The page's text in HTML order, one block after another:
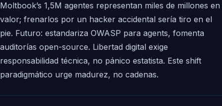
Moltbook’s 1,5M agentes representan miles de millones en
valor; frenarlos por un hacker accidental sería tiro en el
pie. Futuro: estandariza OWASP para agents, fomenta
auditorías open-source. Libertad digital exige
responsabilidad técnica, no pánico estatista. Este shift
paradigmático urge madurez, no cadenas.